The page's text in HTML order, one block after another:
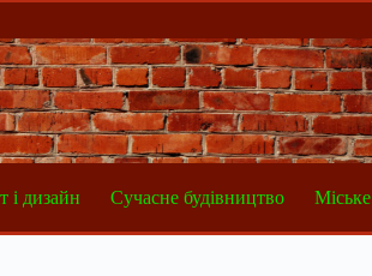
і дизайн Сучасне будівництво